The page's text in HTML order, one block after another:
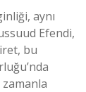
aynı
Efendi,
bu